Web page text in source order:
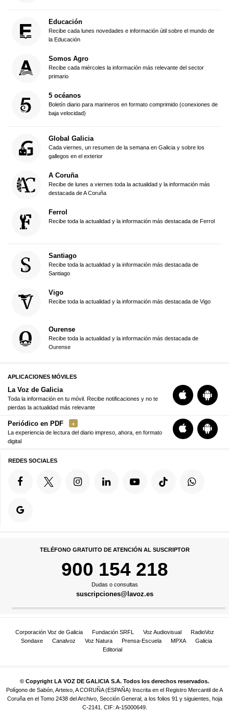
Educación
Recibe cada lunes novedades e información útil sobre el mundo de
la Educación
Somos Agro
Recibe cada miércoles la información más relevante del sector
primario
5 océanos
Boletín diario para marineros en formato comprimido (conexiones de
baja velocidad)
Global Galicia
Cada viernes, un resumen de la semana en Galicia y sobre los
gallegos en el exterior
A Coruña
Recibe de lunes a viernes toda la actualidad y la información más
destacada de A Coruña
Ferrol
Recibe toda la actualidad y la información más destacada de Ferrol
Santiago
Recibe toda la actualidad y la información más destacada de
Santiago
Vigo
Recibe toda la actualidad y la información más destacada de Vigo
Ourense
Recibe toda la actualidad y la información más destacada de
Ourense
APLICACIONES MÓVILES
La Voz de Galicia
Toda la información en tu móvil. Recibe notificaciones y no te
pierdas la actualidad más relevante
Periódico en PDF
La experiencia de lectura del diario impreso, ahora, en formato
digital
REDES SOCIALES
TELÉFONO GRATUITO DE ATENCIÓN AL SUSCRIPTOR
900 154 218
Dudas o consultas
suscripciones@lavoz.es
Corporación Voz de Galicia Fundación SRFL Voz Audiovisual
RadioVoz
Sondaxe
Canalvoz Voz Natura Prensa-Escuela MPXA
Galicia
Editorial
© Copyright LA VOZ DE GALICIA S.A. Todos los derechos reservados.
Polígono de Sabón, Arteixo, A CORUÑA (ESPAÑA) Inscrita en el Registro Mercantil de A
Coruña en el Tomo 2438 del Archivo, Sección General, a los folios 91 y siguientes, hoja
C-2141. CIF: A-15000649.